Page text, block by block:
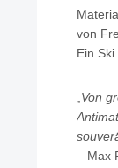
von
Ein
„Von
– Max